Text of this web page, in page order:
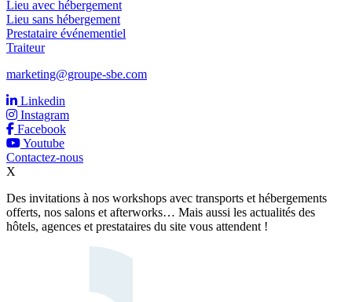
Lieu avec hébergement
Lieu sans hébergement
Prestataire événementiel
Traiteur
marketing@groupe-sbe.com
Linkedin
Instagram
Facebook
Youtube
Contactez-nous
X
Des invitations à nos workshops avec transports et hébergements
offerts, nos salons et afterworks… Mais aussi les actualités des
hôtels, agences et prestataires du site vous attendent !